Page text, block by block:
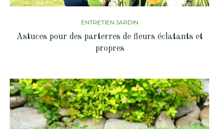
ENTRETIEN JARDIN
Astuces pour des parterres de fleurs éclatants et
propres